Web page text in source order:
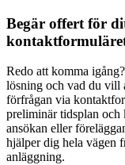
Begär offert för
Redo att komma
lösning och vad du vill
förfrågan via
preliminär tidsplan
ansökan eller
hjälper dig hela vägen
anläggning.